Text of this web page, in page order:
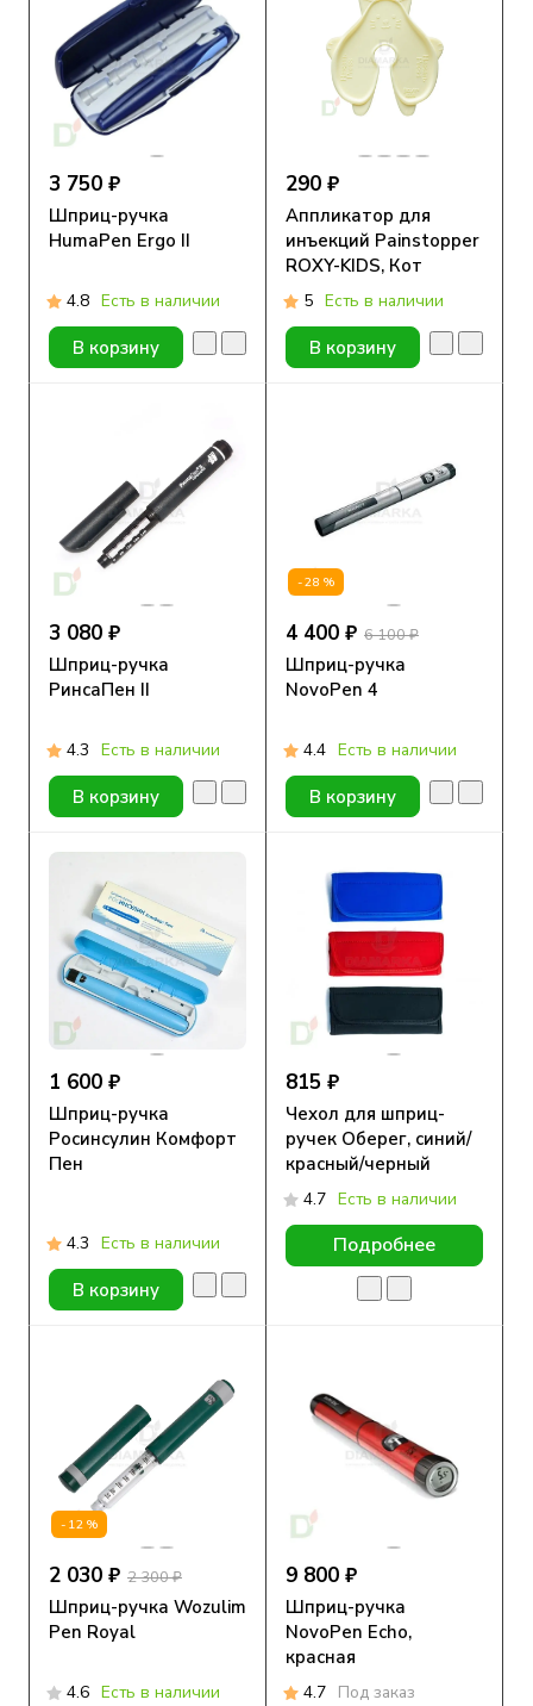
3 750 ₽
Шприц-ручка
HumaPen Ergo II
4.8 Есть в наличии
В корзину
290 ₽
Аппликатор для
инъекций Painstopper
ROXY-KIDS, Кот
5 Есть в наличии
В корзину
3 080 ₽
Шприц-ручка
РинсаПен II
4.3 Есть в наличии
В корзину
-28%
4 400 ₽ 6 100 ₽
Шприц-ручка
NovoPen 4
4.4 Есть в наличии
В корзину
1 600 ₽
Шприц-ручка
Росинсулин Комфорт
Пен
4.3 Есть в наличии
В корзину
815 ₽
Чехол для шприц-
ручек Оберег, синий/
красный/черный
4.7 Есть в наличии
Подробнее
-12%
2 030 ₽ 2 300 ₽
Шприц-ручка Wozulim
Pen Royal
4.6 Есть в наличии
9 800 ₽
Шприц-ручка
NovoPen Echo,
красная
4.7 Под заказ